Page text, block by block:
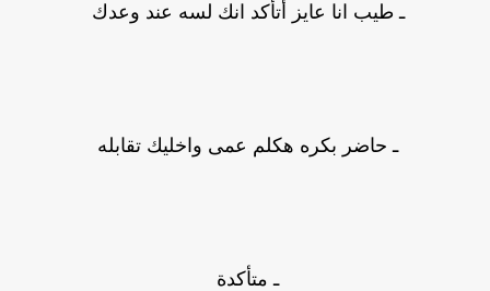
ـ طيب انا عايز أتأكد انك لسه عند وعدك
ـ حاضر بكره هكلم عمى واخليك تقابله
ـ متأكدة